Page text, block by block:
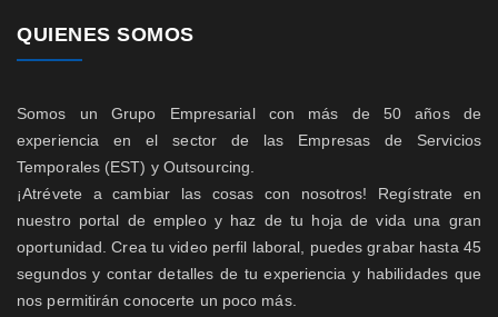
QUIENES SOMOS
Somos un Grupo Empresarial con más de 50 años de
experiencia en el sector de las Empresas de Servicios
Temporales (EST) y Outsourcing.
¡Atrévete a cambiar las cosas con nosotros! Regístrate en
nuestro portal de empleo y haz de tu hoja de vida una gran
oportunidad. Crea tu video perfil laboral, puedes grabar hasta 45
segundos y contar detalles de tu experiencia y habilidades que
nos permitirán conocerte un poco más.